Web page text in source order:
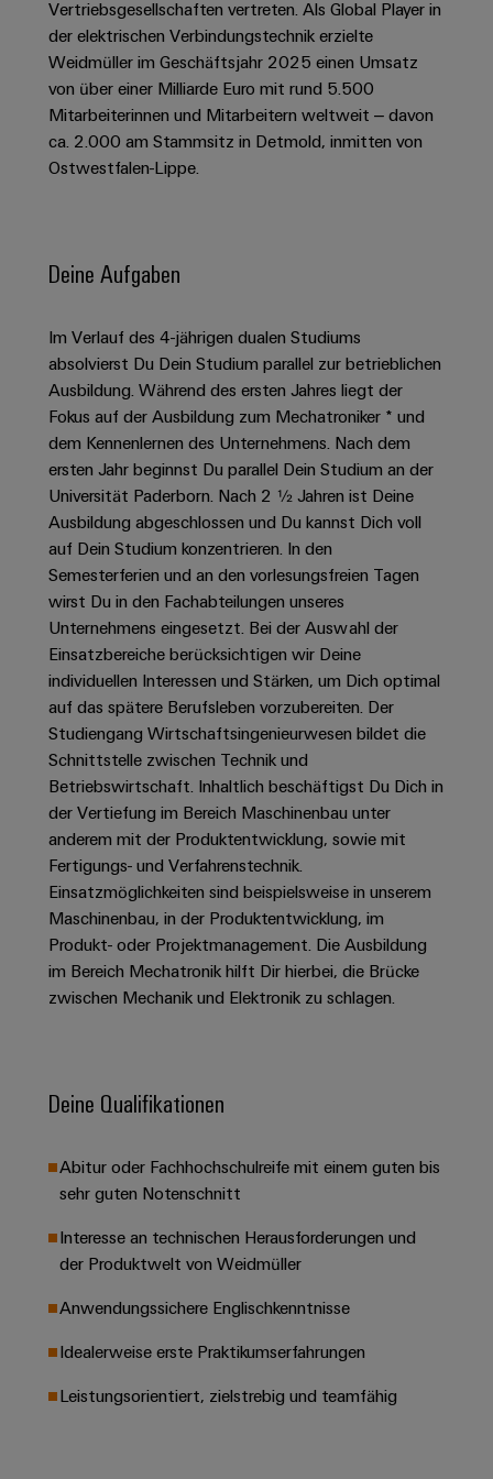
und
-
verteilung
und
Sicherheit
für
Lösungen
spezifischen
Anforderungen
in
der
Gebäudeinfrastruktur
Gerätehersteller
Innovative
Verbindungslösungen
für
Geräte
Konventionelle
Energieerzeugung
Zukunftssicherheit
für
bewährte
Energieerzeugung
Maschinenbau
Lösungen
für
verschiedene
Segmente
der
Maschinen
und
Fabrikautomation
Öl
&
vernetzten
die
Prozessindustrie
Photovoltaik
Mehr
durch
Sonnenenergie
Schaltschrankbau
Lösungen
und
Feldebene
Feldverdrahtung
Smart
Cabinet
Metering
Weidmüller
Configurator
Workplace
Solutions
Systeme
und
Lösungen
Dezentrale
Automatisierung
Energiemanagement-
Lösungen
IIoT
&
Automation
Software
Industrial
Analytics
Industrial
Automation
Security
Industrial
Service
Platform
Regler
&
Migrationslösungen
Serviceschnittstellen
Verteilerboxen
Koppelrelais
Halbleiterrelais
Trennverstärker
und
Messumformer
Stromversorgungen
Elektronikgehäuse
Blitz-
und
Überspannungsschutz
PV
Generatoranschlusskasten
Feldbusverteiler
Automatisierung
&
Software
Steuerungen
I/O-
Systeme
Ethernet
Panels
Engineering-
und
Visualisierungstools
Energiemessung
Metering
Connectivity
Consulting
Digitales
Engineering
Weidmüller
Connector
Services
Akkreditiertes
Labor
Support
Technischer
Support
Umweltbezogene
Produktkonformität
Engineering
Daten
Technische
Produktkataloge
Reparatur
und
Ersatzteile
Trainings
und
Webinare
PSIRT
Digitale
Bestellmöglichkeiten
eShop
OCI-
Schnittstelle
Schnittstelle
SERVICES
Messen
Newsletter
Anmeldung
Kundenservice
Preisliste
Weidmüller
Welt
Orange
Mag
|
Management
und
Zertifikate
Presse
Unternehmensmeldungen
Fachpressemeldungen
Pressekontakt
Unsere
Partner
IIoT
and
Automation
Partner
Netzwerk
IIoT
and
Automation
Solution
Solution
Systemintegratoren
Messen
Events
Messen
Stellen
für
Studierende
Für
Ausbildung
Duales
Studium
Schülerpraktika
Erfolgreiche
Karrierewege
Offene
Ausbildungs-
und
Studienplätze
Veranstaltungen
Aktuelle
Termine
Workshops
für
Schulklassen
Vertriebsgesellschaften vertreten. Als Global Player in
der elektrischen Verbindungstechnik erzielte
Weidmüller im Geschäftsjahr 2025 einen Umsatz
von über einer Milliarde Euro mit rund 5.500
Mitarbeiterinnen und Mitarbeitern weltweit – davon
ca. 2.000 am Stammsitz in Detmold, inmitten von
Ostwestfalen-Lippe.
Deine Aufgaben
Im Verlauf des 4-jährigen dualen Studiums
absolvierst Du Dein Studium parallel zur betrieblichen
Ausbildung. Während des ersten Jahres liegt der
Fokus auf der Ausbildung zum Mechatroniker * und
dem Kennenlernen des Unternehmens. Nach dem
ersten Jahr beginnst Du parallel Dein Studium an der
Universität Paderborn. Nach 2 ½ Jahren ist Deine
Ausbildung abgeschlossen und Du kannst Dich voll
auf Dein Studium konzentrieren. In den
Semesterferien und an den vorlesungsfreien Tagen
wirst Du in den Fachabteilungen unseres
Unternehmens eingesetzt. Bei der Auswahl der
Einsatzbereiche berücksichtigen wir Deine
individuellen Interessen und Stärken, um Dich optimal
auf das spätere Berufsleben vorzubereiten. Der
Studiengang Wirtschaftsingenieurwesen bildet die
Schnittstelle zwischen Technik und
Betriebswirtschaft. Inhaltlich beschäftigst Du Dich in
der Vertiefung im Bereich Maschinenbau unter
anderem mit der Produktentwicklung, sowie mit
Fertigungs- und Verfahrenstechnik.
Einsatzmöglichkeiten sind beispielsweise in unserem
Maschinenbau, in der Produktentwicklung, im
Produkt- oder Projektmanagement. Die Ausbildung
im Bereich Mechatronik hilft Dir hierbei, die Brücke
zwischen Mechanik und Elektronik zu schlagen.
Deine Qualifikationen
Abitur oder Fachhochschulreife mit einem guten bis
sehr guten Notenschnitt
Interesse an technischen Herausforderungen und
der Produktwelt von Weidmüller
Anwendungssichere Englischkenntnisse
Idealerweise erste Praktikumserfahrungen
Leistungsorientiert, zielstrebig und teamfähig